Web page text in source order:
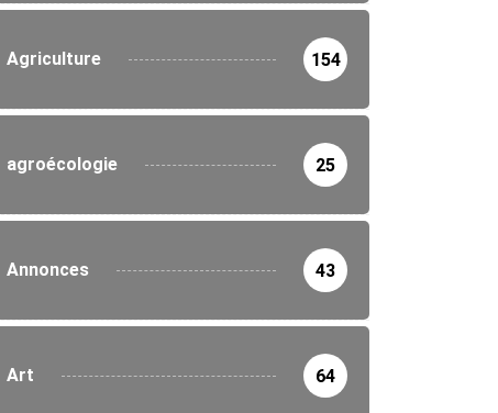
Agriculture 154
agroécologie 25
Annonces 43
Art 64